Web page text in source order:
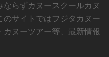
らずカヌースクールカヌ
サイトではフジタカヌー
ヌーツアー等、最新情報